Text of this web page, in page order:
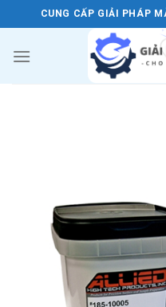
to
content
CUNG CẤP GIẢI PHÁP